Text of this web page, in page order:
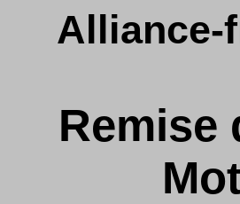
Alliance-
Remise